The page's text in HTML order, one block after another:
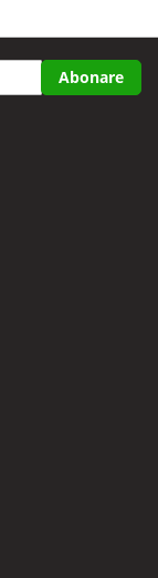
Abonare